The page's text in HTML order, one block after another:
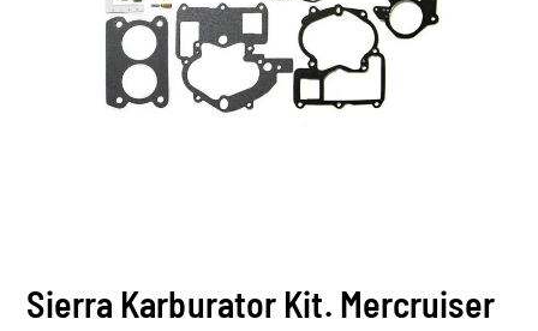
Sierra Karburator Kit. Mercruiser